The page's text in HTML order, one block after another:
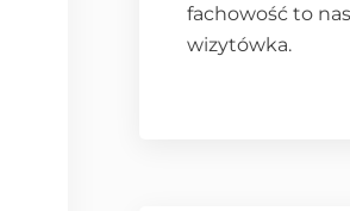
fachowość to
wizytówka.